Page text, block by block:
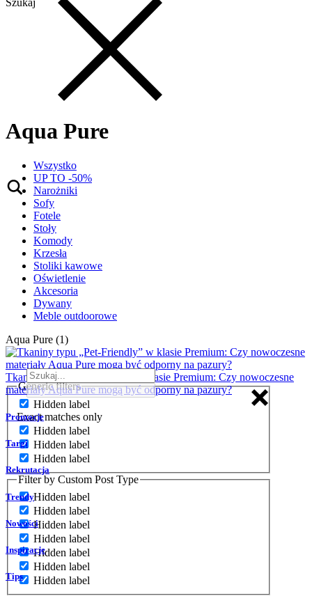
Szukaj
Generic filters
Hidden label
Exact matches only
Hidden label
Hidden label
Hidden label
Filter by Custom Post Type
Hidden label
Hidden label
Hidden label
Hidden label
Hidden label
Hidden label
Hidden label
Aqua Pure
Wszystko
UP TO -50%
Narożniki
Sofy
Fotele
Stoły
Komody
Krzesła
Stoliki kawowe
Oświetlenie
Akcesoria
Dywany
Meble outdoorowe
Aqua Pure (1)
Tkaniny typu „Pet-Friendly” w klasie Premium: Czy nowoczesne
materiały Aqua Pure mogą być odporny na pazury?
Promocje
Targi
Rekrutacja
Trendy
Nowości
Inspiracje
Tips